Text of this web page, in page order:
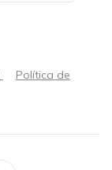
Política de